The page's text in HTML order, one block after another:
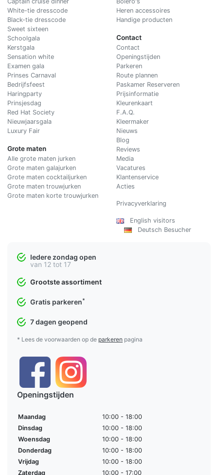
White-tie dresscode
Black-tie dresscode
Sweet sixteen
Schoolgala
Kerstgala
Sensation white
Examen gala
Prinses Carnaval
Bedrijfsfeest
Haringparty
Prinsjesdag
Red Hat Society
Nieuwjaarsgala
Luxury Fair
Grote maten
Alle grote maten jurken
Grote maten galajurken
Grote maten cocktailjurken
Grote maten trouwjurken
Grote maten korte trouwjurken
Heren accessoires
Handige producten
Contact
Contact
Openingstijden
Parkeren
Route plannen
Paskamer Reserveren
Prijsinformatie
Kleurenkaart
F.A.Q.
Kleermaker
Nieuws
Blog
Reviews
Media
Vacatures
Klantenservice
Acties
Privacyverklaring
English visitors
Deutsch Besucher
Iedere zondag open
van 12 tot 17
Grootste assortiment
Gratis parkeren*
7 dagen geopend
* Lees de voorwaarden op de parkeren pagina
Openingstijden
Maandag
10:00 - 18:00
Dinsdag
10:00 - 18:00
Woensdag
10:00 - 18:00
Donderdag
10:00 - 18:00
Vrijdag
10:00 - 18:00
Zaterdag
10:00 - 17:00